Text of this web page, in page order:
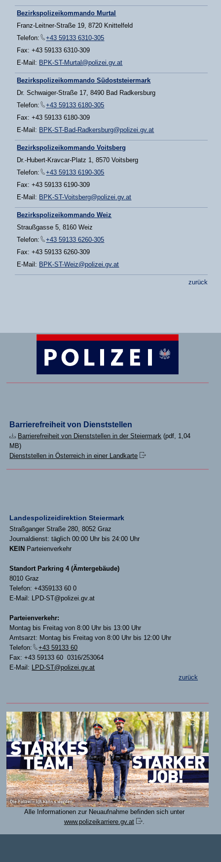
Bezirkspolizeikommando Murtal
Franz-Leitner-Straße 19, 8720 Knittelfeld
Telefon:
+43 59133 6310-305
Fax: +43 59133 6310-309
E-Mail: BPK-ST-Murtal@polizei.gv.at
Bezirkspolizeikommando Südoststeiermark
Dr. Schwaiger-Straße 17, 8490 Bad Radkersburg
Telefon:
+43 59133 6180-305
Fax: +43 59133 6180-309
E-Mail: BPK-ST-Bad-Radkersburg@polizei.gv.at
Bezirkspolizeikommando Voitsberg
Dr.-Hubert-Kravcar-Platz 1, 8570 Voitsberg
Telefon:
+43 59133 6190-305
Fax: +43 59133 6190-309
E-Mail: BPK-ST-Voitsberg@polizei.gv.at
Bezirkspolizeikommando Weiz
Straußgasse 5, 8160 Weiz
Telefon:
+43 59133 6260-305
Fax: +43 59133 6260-309
E-Mail: BPK-ST-Weiz@polizei.gv.at
zurück
Barrierefreiheit von Dienststellen
Barrierefreiheit von Dienststellen in der Steiermark (pdf, 1,04
MB)
Dienststellen in Österreich in einer Landkarte
Landespolizeidirektion Steiermark
Straßganger Straße 280, 8052 Graz
Journaldienst: täglich 00:00 Uhr bis 24:00 Uhr
KEIN Parteienverkehr
Standort Parkring 4 (Ämtergebäude)
8010 Graz
Telefon: +4359133 60 0
E-Mail: LPD-ST@polizei.gv.at
Parteienverkehr:
Montag bis Freitag von 8:00 Uhr bis 13:00 Uhr
Amtsarzt: Montag bis Freitag von 8:00 Uhr bis 12:00 Uhr
Telefon:
+43 59133 60
Fax: +43 59133 60 0316/253064
E-Mail: LPD-ST@polizei.gv.at
zurück
Alle Informationen zur Neuaufnahme befinden sich unter
www.polizeikarriere.gv.at
.